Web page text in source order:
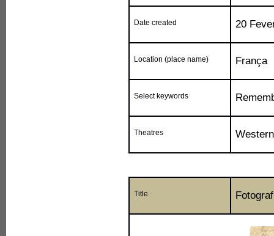
Date created 20
Location (place name) França
Select keywords
Theatres
Title